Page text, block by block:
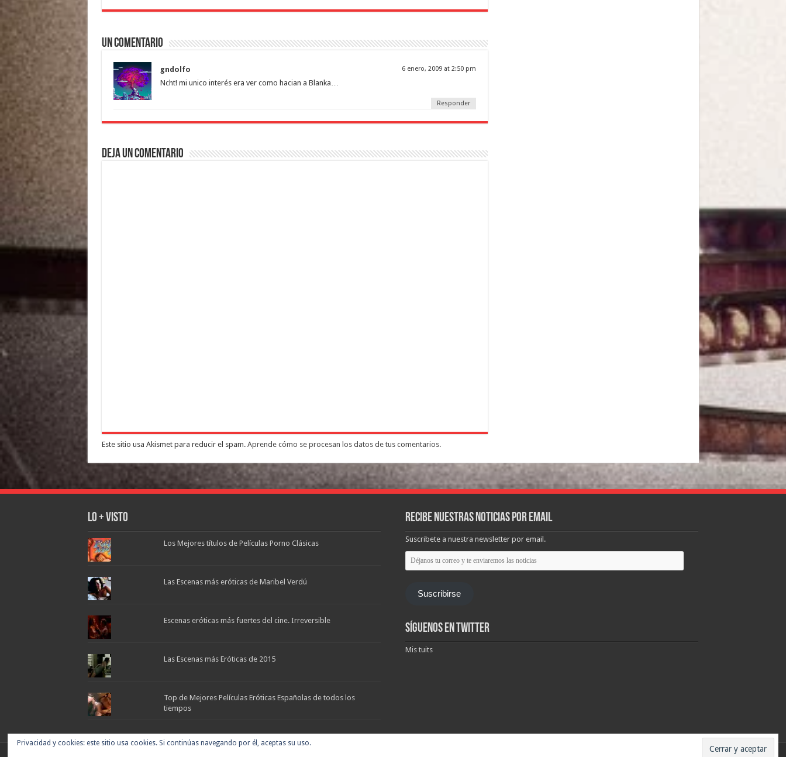
Un comentario
gndolfo 6 enero, 2009 at 2:50 pm
Ncht! mi unico interés era ver como hacian a Blanka…
Responder
Deja un comentario
Este sitio usa Akismet para reducir el spam. Aprende cómo se procesan los datos de tus comentarios.
Lo + Visto
Los Mejores títulos de Películas Porno Clásicas
Las Escenas más eróticas de Maribel Verdú
Escenas eróticas más fuertes del cine. Irreversible
Las Escenas más Eróticas de 2015
Top de Mejores Películas Eróticas Españolas de todos los
tiempos
Recibe nuestras noticias por email
Suscribete a nuestra newsletter por email.
Déjanos
tu
correo
enviaremos
Suscribirse
Síguenos en Twitter
Mis tuits
Privacidad y cookies: este sitio usa cookies. Si continúas navegando por él, aceptas su uso.